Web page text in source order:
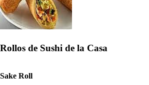
Rollos de Sushi de la Casa
Sake Roll